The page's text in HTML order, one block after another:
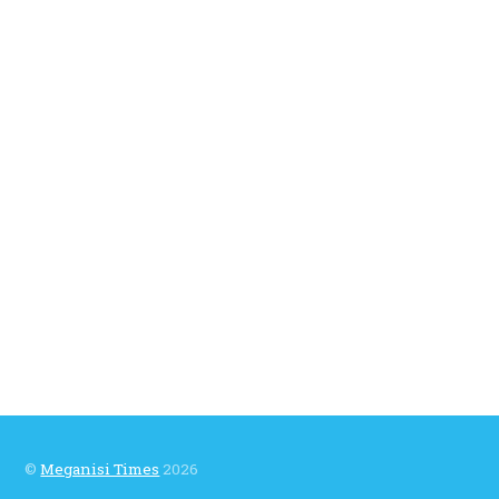
©Meganisi Times 2026